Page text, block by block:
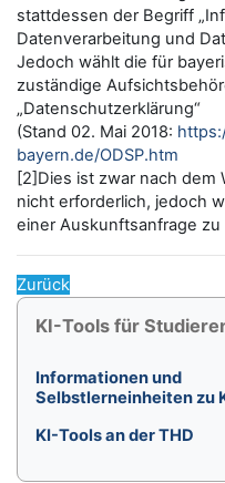
stattdessen der Begriff
Datenverarbeitung und
Jedoch wählt die für
zuständige
„Datenschutzerklärung“
(Stand 02. Mai 2018:
bayern.de/ODSP.htm
[2]Dies ist zwar nach dem
nicht erforderlich, jedoch
einer Auskunftsanfrage zu
Zurück
Blöcke
KI-Tools für Studierende
KI-Tools für
Informationen und
Selbstlerneinheiten zu
KI-Tools an der THD